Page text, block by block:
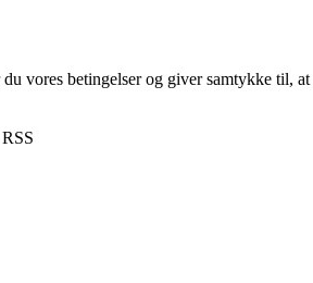
betingelser og giver samtykke til,
RSS